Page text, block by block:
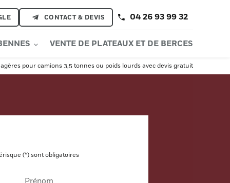
CONTACT & DEVIS 04 26 93 99 32
VENTE DE PLATEAUX ET DE BERCES
pour camions 3,5 tonnes ou poids lourds avec devis gratuit
(*) sont obligatoires
Prénom